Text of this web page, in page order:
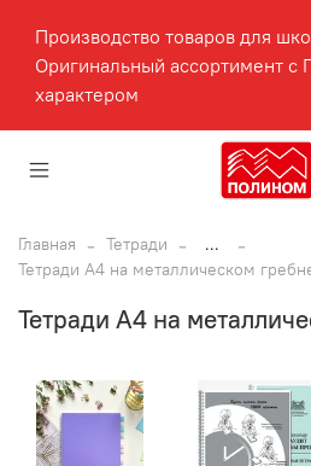
Производство товаров для
Оригинальный ассортимент с
характером
Главная Тетради
...
Тетради А4 на металлическом
Тетради А4 на